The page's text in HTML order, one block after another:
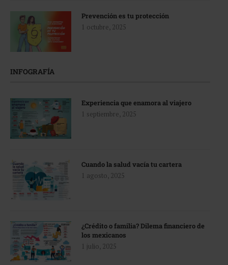
Prevención es tu protección
1 octubre, 2025
INFOGRAFÍA
Experiencia que enamora al viajero
1 septiembre, 2025
Cuando la salud vacía tu cartera
1 agosto, 2025
¿Crédito o familia? Dilema financiero de
los mexicanos
1 julio, 2025